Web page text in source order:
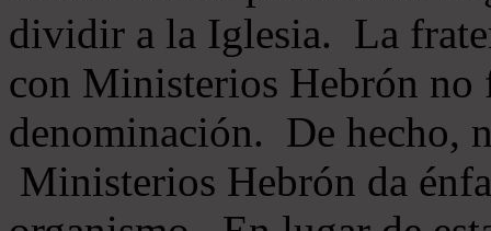
dividir a la Iglesia. La
con Ministerios Hebrón no
denominación. De hecho,
Ministerios Hebrón da